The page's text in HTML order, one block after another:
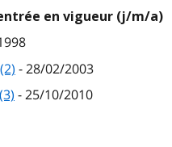
en vigueur (j/m/a)
- 28/02/2003
- 25/10/2010